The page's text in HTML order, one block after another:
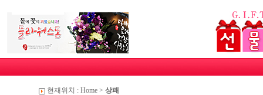
현재위치 : Home> 상패